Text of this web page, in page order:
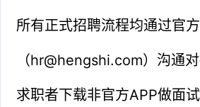
所有正式招聘流程均通过官
（hr@hengshi.com）沟通
求职者下载非官方APP做面